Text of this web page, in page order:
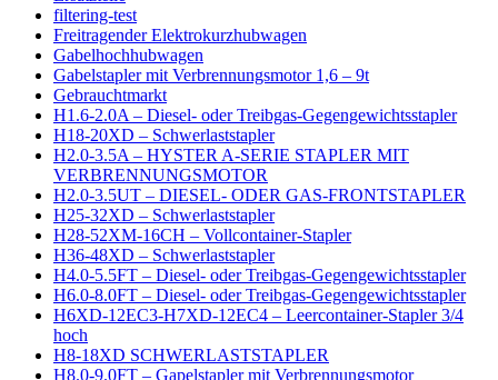
filtering-test
Freitragender Elektrokurzhubwagen
Gabelhochhubwagen
Gabelstapler mit Verbrennungsmotor 1,6 – 9t
Gebrauchtmarkt
H1.6-2.0A – Diesel- oder Treibgas-Gegengewichtsstapler
H18-20XD – Schwerlaststapler
H2.0-3.5A – HYSTER A-SERIE STAPLER MIT
VERBRENNUNGSMOTOR
H2.0-3.5UT – DIESEL- ODER GAS-FRONTSTAPLER
H25-32XD – Schwerlaststapler
H28-52XM-16CH – Vollcontainer-Stapler
H36-48XD – Schwerlaststapler
H4.0-5.5FT – Diesel- oder Treibgas-Gegengewichtsstapler
H6.0-8.0FT – Diesel- oder Treibgas-Gegengewichtsstapler
H6XD-12EC3-H7XD-12EC4 – Leercontainer-Stapler 3/4
hoch
H8-18XD SCHWERLASTSTAPLER
H8.0-9.0FT – Gapelstapler mit Verbrennungsmotor